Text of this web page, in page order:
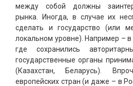
между собой должны
рынка. Иногда, в случае их
сделать и государство (или
локальном уровне). Например –
где сохранились
государственные органы
(Казахстан, Беларусь).
европейских стран (и даже – в